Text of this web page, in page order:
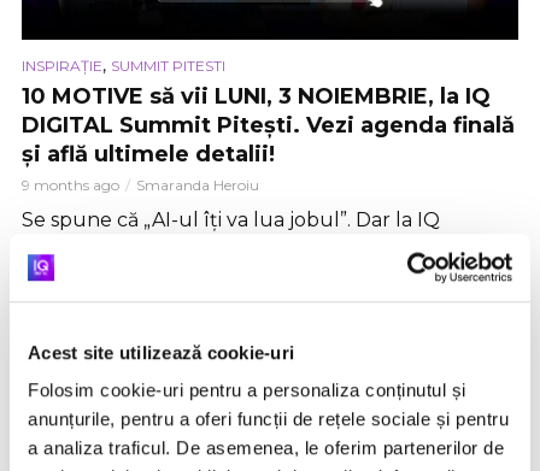
Acest site utilizează cookie-uri
Folosim cookie-uri pentru a personaliza conținutul și
anunțurile, pentru a oferi funcții de rețele sociale și pentru
a analiza traficul. De asemenea, le oferim partenerilor de
INSPIRAȚIE, SUMMIT PITESTI
10 MOTIVE să vii LUNI, 3 NOIEMBRIE, la IQ
DIGITAL Summit Pitești. Vezi agenda finală
și află ultimele detalii!
9 months ago Smaranda Heroiu
Se spune că „AI-ul îți va lua jobul”. Dar la IQ
DIGITAL Summit Pitești, vei afla de la unii dintre cei
mai buni experți cum poți face exact...
VIDEO